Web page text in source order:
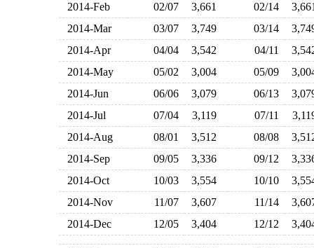
2014-Feb
02/07 3,661 02/14
2014-Mar
03/07 3,749 03/14
2014-Apr
04/04 3,542 04/11
2014-May
05/02 3,004 05/09
2014-Jun
06/06 3,079 06/13
2014-Jul
07/04 3,119 07/11
2014-Aug
08/01 3,512 08/08
2014-Sep
09/05 3,336 09/12
2014-Oct
10/03 3,554 10/10
2014-Nov
11/07 3,607 11/14
2014-Dec
12/05 3,404 12/12